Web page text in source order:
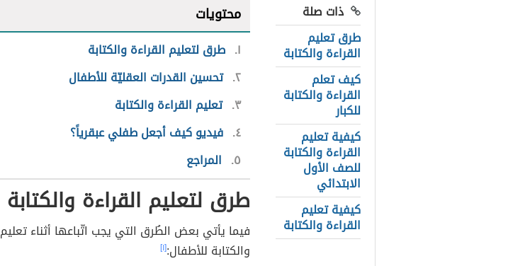
ذات صلة
طرق تعليم
القراءة والكتابة
كيف تعلم
القراءة والكتابة
للكبار
كيفية تعليم
القراءة والكتابة
للصف الأول
الابتدائي
كيفية تعليم
القراءة والكتابة
محتويات
١ طرق لتعليم القراءة والكتابة
٢ تحسين القدرات العقليّة للأطفال
٣ تعليم القراءة والكتابة
٤ فيديو كيف أجعل طفلي عبقرياً؟
٥ المراجع
طرق لتعليم القراءة والكتابة
فيما يأتي بعض الطُرق التي يجب اتّباعها أثناء تعليم
والكتابة للأطفال:[١]